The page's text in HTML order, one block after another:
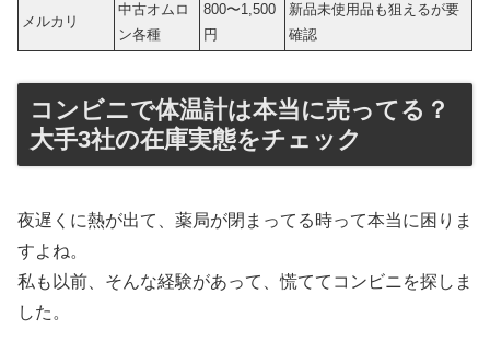
メルカリ
中古オムロ
ン各種
800〜1,500
円
新品未使用品も狙えるが要
確認
コンビニで体温計は本当に売ってる？
大手3社の在庫実態をチェック
夜遅くに熱が出て、薬局が閉まってる時って本当に困りま
すよね。
私も以前、そんな経験があって、慌ててコンビニを探しま
した。